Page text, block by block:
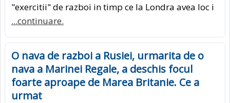
"exercitii" de razboi in timp ce la Londra avea loc i
...continuare.
O nava de razboi a Rusiei, urmarita de o
nava a Marinei Regale, a deschis focul
foarte aproape de Marea Britanie. Ce a
urmat